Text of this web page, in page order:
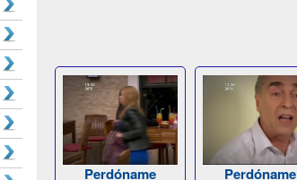
Perdóname
Perdóname